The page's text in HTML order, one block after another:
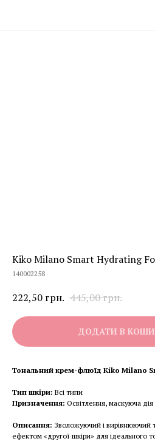
Kiko Milano Smart Hydrating
140002258
222,50 грн. 445,00грн.
ДОДАТИ В
Тональний крем-флюїд Kiko Milano
Тип шкіри: Всі типи
Призначення: Освітлення, маскуюча дія
Описання: Зволожуючий і вирівнюючий
ефектом «другої шкіри» для ідеального